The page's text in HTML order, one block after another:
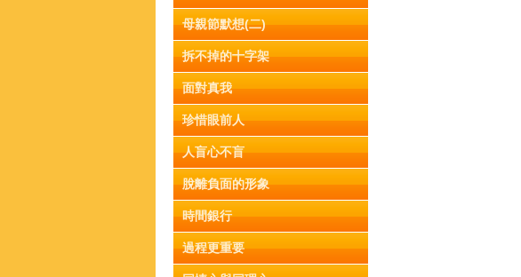
母親節默想(二)
拆不掉的十字架
面對真我
珍惜眼前人
人盲心不盲
脫離負面的形象
時間銀行
過程更重要